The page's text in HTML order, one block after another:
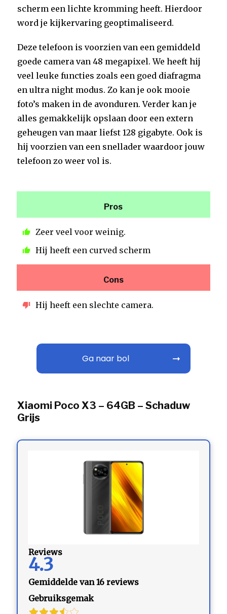
scherm een lichte kromming heeft. Hierdoor
word je kijkervaring geoptimaliseerd.
Deze telefoon is voorzien van een gemiddeld
goede camera van 48 megapixel. We heeft hij
veel leuke functies zoals een goed diafragma
en ultra night modus. Zo kan je ook mooie
foto’s maken in de avonduren. Verder kan je
alles gemakkelijk opslaan door een extern
geheugen van maar liefst 128 gigabyte. Ook is
hij voorzien van een snellader waardoor jouw
telefoon zo weer vol is.
Pros
Zeer veel voor weinig.
Hij heeft een curved scherm
Cons
Hij heeft een slechte camera.
Ga naar bol
Xiaomi Poco X3 – 64GB – Schaduw
Grijs
Reviews
4.3
Gemiddelde van 16 reviews
Gebruiksgemak